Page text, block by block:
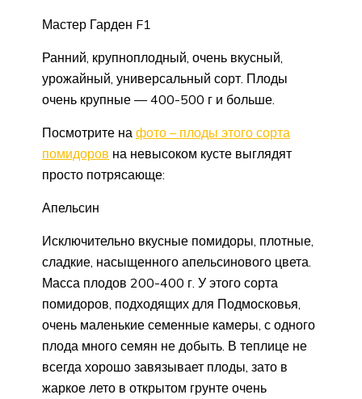
Мастер Гарден F1
Ранний, крупноплодный, очень вкусный,
урожайный, универсальный сорт. Плоды
очень крупные — 400-500 г и больше.
Посмотрите на фото – плоды этого сорта
помидоров на невысоком кусте выглядят
просто потрясающе:
Апельсин
Исключительно вкусные помидоры, плотные,
сладкие, насыщенного апельсинового цвета.
Масса плодов 200-400 г. У этого сорта
помидоров, подходящих для Подмосковья,
очень маленькие семенные камеры, с одного
плода много семян не добыть. В теплице не
всегда хорошо завязывает плоды, зато в
жаркое лето в открытом грунте очень